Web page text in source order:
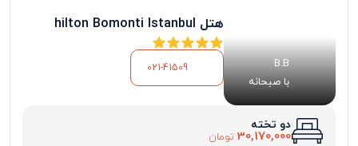
B.B
با صبحانه
هتل hilton Bomonti Istanbul
021-41509
دو تخته
30,170,000 تومان